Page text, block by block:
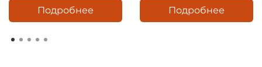
Подробнее Подробнее